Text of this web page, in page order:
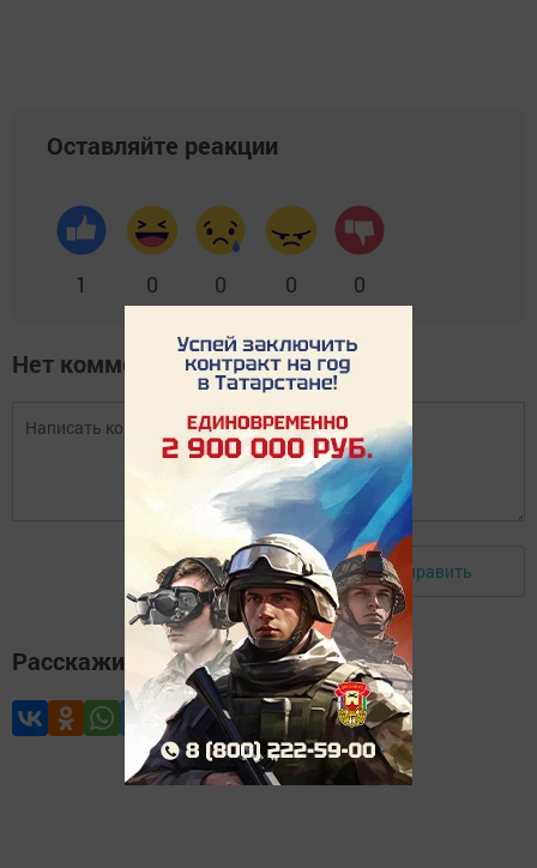
Оставляйте реакции
1 0 0 0 0
Нет комментариев
Авторизоваться Отправить
Расскажите друзьям